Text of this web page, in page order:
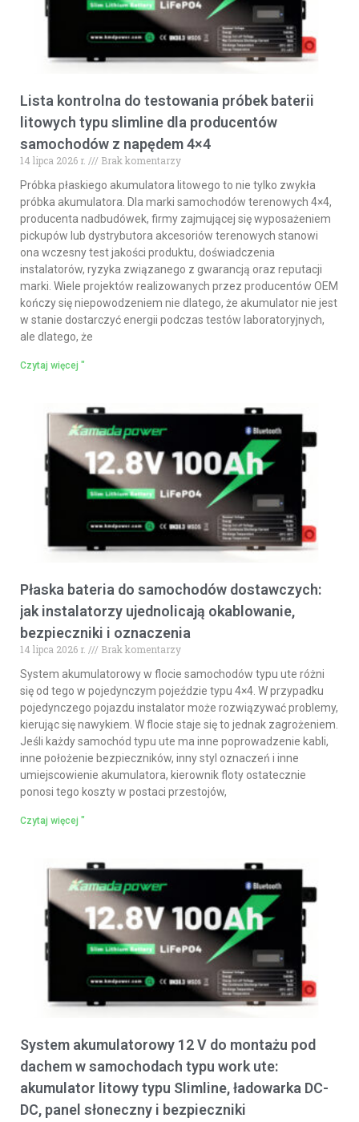
Lista kontrolna do testowania próbek baterii
litowych typu slimline dla producentów
samochodów z napędem 4×4
14 lipca 2026 r.
Brak komentarzy
Próbka płaskiego akumulatora litowego to nie tylko zwykła
próbka akumulatora. Dla marki samochodów terenowych 4×4,
producenta nadbudówek, firmy zajmującej się wyposażeniem
pickupów lub dystrybutora akcesoriów terenowych stanowi
ona wczesny test jakości produktu, doświadczenia
instalatorów, ryzyka związanego z gwarancją oraz reputacji
marki. Wiele projektów realizowanych przez producentów OEM
kończy się niepowodzeniem nie dlatego, że akumulator nie jest
w stanie dostarczyć energii podczas testów laboratoryjnych,
ale dlatego, że
Czytaj więcej "
Płaska bateria do samochodów dostawczych:
jak instalatorzy ujednolicają okablowanie,
bezpieczniki i oznaczenia
14 lipca 2026 r.
Brak komentarzy
System akumulatorowy w flocie samochodów typu ute różni
się od tego w pojedynczym pojeździe typu 4×4. W przypadku
pojedynczego pojazdu instalator może rozwiązywać problemy,
kierując się nawykiem. W flocie staje się to jednak zagrożeniem.
Jeśli każdy samochód typu ute ma inne poprowadzenie kabli,
inne położenie bezpieczników, inny styl oznaczeń i inne
umiejscowienie akumulatora, kierownik floty ostatecznie
ponosi tego koszty w postaci przestojów,
Czytaj więcej "
System akumulatorowy 12 V do montażu pod
dachem w samochodach typu work ute:
akumulator litowy typu Slimline, ładowarka DC-
DC, panel słoneczny i bezpieczniki